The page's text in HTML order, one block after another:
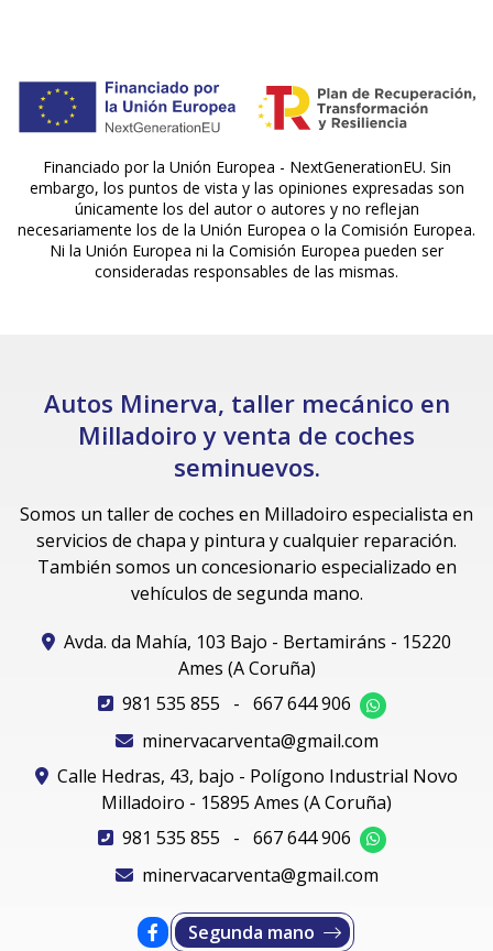
Financiado por la Unión Europea - NextGenerationEU. Sin
embargo, los puntos de vista y las opiniones expresadas son
únicamente los del autor o autores y no reflejan
necesariamente los de la Unión Europea o la Comisión Europea.
Ni la Unión Europea ni la Comisión Europea pueden ser
consideradas responsables de las mismas.
Autos Minerva, taller mecánico en
Milladoiro y venta de coches
seminuevos.
Somos un taller de coches en Milladoiro especialista en
servicios de chapa y pintura y cualquier reparación.
También somos un concesionario especializado en
vehículos de segunda mano.
Avda. da Mahía, 103 Bajo - Bertamiráns - 15220
Ames (A Coruña)
981 535 855
- 667 644 906
minervacarventa@gmail.com
Calle Hedras, 43, bajo - Polígono Industrial Novo
Milladoiro - 15895 Ames (A Coruña)
981 535 855
- 667 644 906
minervacarventa@gmail.com
Segunda mano